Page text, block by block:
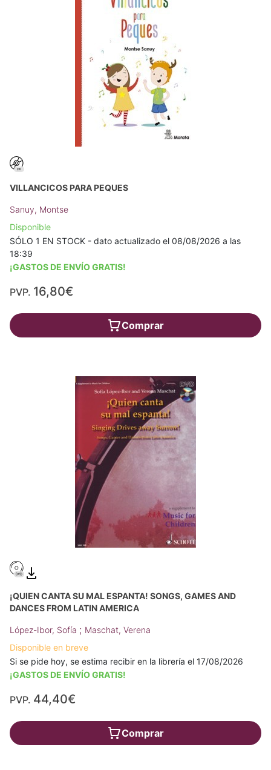
VILLANCICOS PARA PEQUES
Sanuy, Montse
Disponible
SÓLO 1 EN STOCK - dato actualizado el 08/08/2026 a las
18:39
¡GASTOS DE ENVÍO GRATIS!
PVP. 16,80€
Comprar
¡QUIEN CANTA SU MAL ESPANTA! SONGS, GAMES AND
DANCES FROM LATIN AMERICA
López-Ibor, Sofía ; Maschat, Verena
Disponible en breve
Si se pide hoy, se estima recibir en la librería el 17/08/2026
¡GASTOS DE ENVÍO GRATIS!
PVP. 44,40€
Comprar